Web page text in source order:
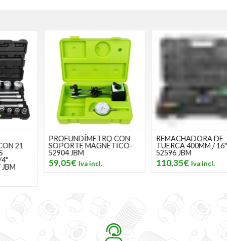
PROFUNDÍMETRO CON
SOPORTE MAGNÉTICO-
59,05€
REMACHADORA DE
TUERCA 400MM / 16"-